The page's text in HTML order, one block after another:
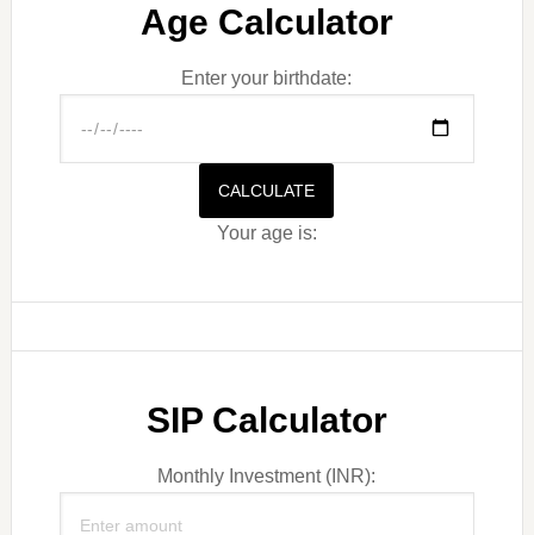
Age Calculator
Enter your birthdate:
CALCULATE
Your age is:
SIP Calculator
Monthly Investment (INR):